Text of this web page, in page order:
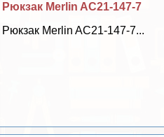
Рюкзак Merlin AC21-147-7
Рюкзак Merlin AC21-147-7...